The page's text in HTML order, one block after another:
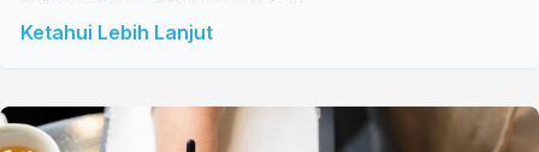
Ketahui Lebih Lanjut